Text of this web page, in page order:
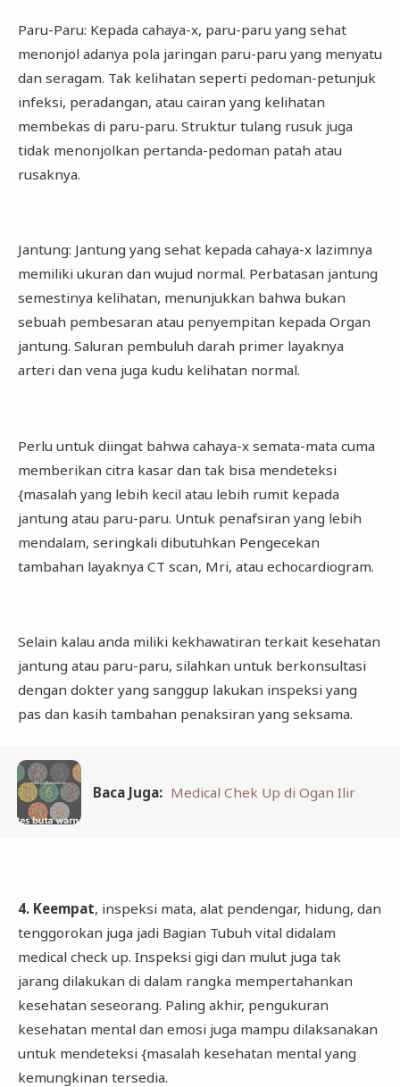
Paru-Paru: Kepada cahaya-x, paru-paru yang sehat
menonjol adanya pola jaringan paru-paru yang menyatu
dan seragam. Tak kelihatan seperti pedoman-petunjuk
infeksi, peradangan, atau cairan yang kelihatan
membekas di paru-paru. Struktur tulang rusuk juga
tidak menonjolkan pertanda-pedoman patah atau
rusaknya.
Jantung: Jantung yang sehat kepada cahaya-x lazimnya
memiliki ukuran dan wujud normal. Perbatasan jantung
semestinya kelihatan, menunjukkan bahwa bukan
sebuah pembesaran atau penyempitan kepada Organ
jantung. Saluran pembuluh darah primer layaknya
arteri dan vena juga kudu kelihatan normal.
Perlu untuk diingat bahwa cahaya-x semata-mata cuma
memberikan citra kasar dan tak bisa mendeteksi
{masalah yang lebih kecil atau lebih rumit kepada
jantung atau paru-paru. Untuk penafsiran yang lebih
mendalam, seringkali dibutuhkan Pengecekan
tambahan layaknya CT scan, Mri, atau echocardiogram.
Selain kalau anda miliki kekhawatiran terkait kesehatan
jantung atau paru-paru, silahkan untuk berkonsultasi
dengan dokter yang sanggup lakukan inspeksi yang
pas dan kasih tambahan penaksiran yang seksama.
Baca Juga: Medical Chek Up di Ogan Ilir
4. Keempat, inspeksi mata, alat pendengar, hidung, dan
tenggorokan juga jadi Bagian Tubuh vital didalam
medical check up. Inspeksi gigi dan mulut juga tak
jarang dilakukan di dalam rangka mempertahankan
kesehatan seseorang. Paling akhir, pengukuran
kesehatan mental dan emosi juga mampu dilaksanakan
untuk mendeteksi {masalah kesehatan mental yang
kemungkinan tersedia.